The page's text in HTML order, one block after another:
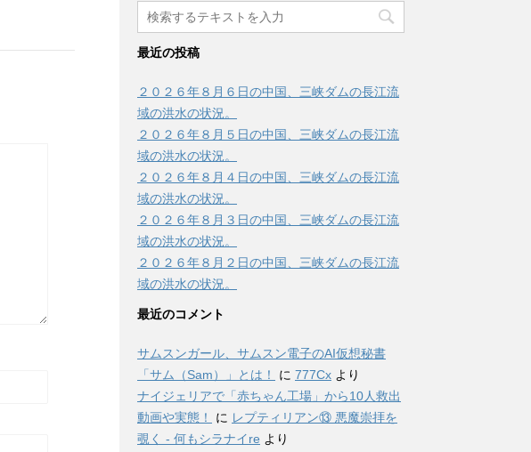
最近の投稿
２０２６年８月６日の中国、三峡ダムの長江流
域の洪水の状況。
２０２６年８月５日の中国、三峡ダムの長江流
域の洪水の状況。
２０２６年８月４日の中国、三峡ダムの長江流
域の洪水の状況。
２０２６年８月３日の中国、三峡ダムの長江流
域の洪水の状況。
２０２６年８月２日の中国、三峡ダムの長江流
域の洪水の状況。
最近のコメント
サムスンガール、サムスン電子のAI仮想秘書
「サム（Sam）」とは！
に 777Cx より
ナイジェリアで「赤ちゃん工場」から10人救出
動画や実態！
に レプティリアン⑬ 悪魔崇拝を
覗く - 何もシラナイre より